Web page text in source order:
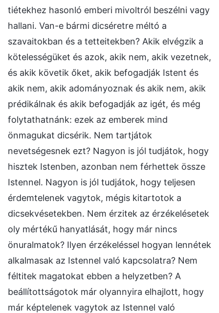
tiétekhez hasonló emberi mivoltról beszélni vagy
hallani. Van-e bármi dicséretre méltó a
szavaitokban és a tetteitekben? Akik elvégzik a
kötelességüket és azok, akik nem, akik vezetnek,
és akik követik őket, akik befogadják Istent és
akik nem, akik adományoznak és akik nem, akik
prédikálnak és akik befogadják az igét, és még
folytathatnánk: ezek az emberek mind
önmagukat dicsérik. Nem tartjátok
nevetségesnek ezt? Nagyon is jól tudjátok, hogy
hisztek Istenben, azonban nem férhettek össze
Istennel. Nagyon is jól tudjátok, hogy teljesen
érdemtelenek vagytok, mégis kitartotok a
dicsekvésetekben. Nem érzitek az érzékelésetek
oly mértékű hanyatlását, hogy már nincs
önuralmatok? Ilyen érzékeléssel hogyan lennétek
alkalmasak az Istennel való kapcsolatra? Nem
féltitek magatokat ebben a helyzetben? A
beállítottságotok már olyannyira elhajlott, hogy
már képtelenek vagytok az Istennel való